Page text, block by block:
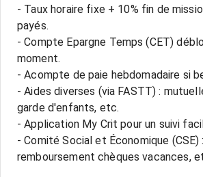
- Taux horaire fixe + 10% fin de
payés.
- Compte Epargne Temps (CET)
moment.
- Acompte de paie hebdomadaire si
- Aides diverses (via FASTT) :
garde d'enfants, etc.
- Application My Crit pour un suivi
- Comité Social et Économique